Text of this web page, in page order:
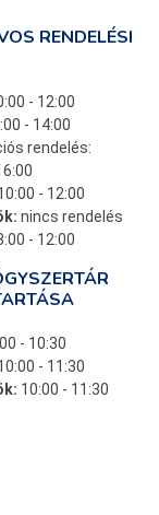
RENDELÉSI
- 12:00
- 14:00
rendelés:
- 12:00
nincs rendelés
- 12:00
- 10:30
- 11:30
10:00 - 11:30